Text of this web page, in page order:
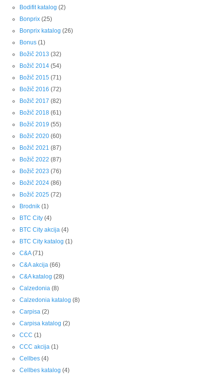
Bodifit katalog (2)
Bonprix (25)
Bonprix katalog (26)
Bonus (1)
Božič 2013 (32)
Božič 2014 (54)
Božič 2015 (71)
Božič 2016 (72)
Božič 2017 (82)
Božič 2018 (61)
Božič 2019 (55)
Božič 2020 (60)
Božič 2021 (87)
Božič 2022 (87)
Božič 2023 (76)
Božič 2024 (86)
Božič 2025 (72)
Brodnik (1)
BTC City (4)
BTC City akcija (4)
BTC City katalog (1)
C&A(71)
C&A akcija (66)
C&A katalog (28)
Calzedonia (8)
Calzedonia katalog (8)
Carpisa (2)
Carpisa katalog (2)
CCC (1)
CCC akcija (1)
Cellbes (4)
Cellbes katalog (4)